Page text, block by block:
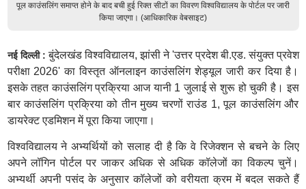
पूल काउंसलिंग समाप्त होने के बाद बची हुई रिक्त सीटों का विवरण विश्वविद्यालय के पोर्टल पर जारी
किया जाएगा। (आधिकारिक वेबसाइट)
नई दिल्ली : बुंदेलखंड विश्वविद्यालय, झांसी ने 'उत्तर प्रदेश बी.एड. संयुक्त प्रवेश
परीक्षा 2026' का विस्तृत ऑनलाइन काउंसलिंग शेड्यूल जारी कर दिया है।
इसके तहत काउंसलिंग प्रक्रिया आज यानी 1 जुलाई से शुरू हो चुकी है। इस
बार काउंसलिंग प्रक्रिया को तीन मुख्य चरणों राउंड 1, पूल काउंसलिंग और
डायरेक्ट एडमिशन में पूरा किया जाएगा।
विश्वविद्यालय ने अभ्यर्थियों को सलाह दी है कि वे रिजेक्शन से बचने के लिए
अपने लॉगिन पोर्टल पर जाकर अधिक से अधिक कॉलेजों का विकल्प चुनें।
अभ्यर्थी अपनी पसंद के अनुसार कॉलेजों को वरीयता क्रम में बदल सकते हैं